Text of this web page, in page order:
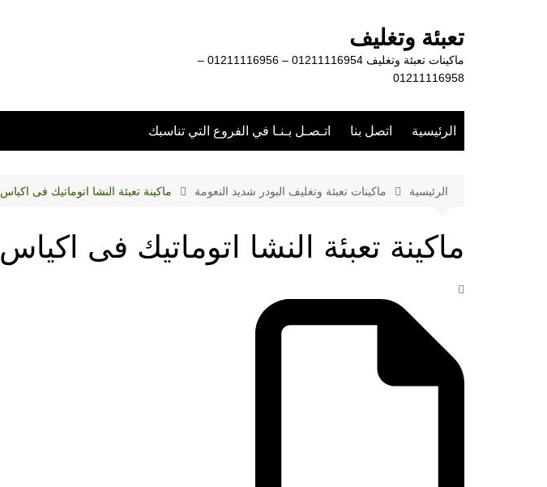
تعبئة وتغليف
ماكينات تعبئة وتغليف 01211116954 – 01211116956 –
01211116958
الرئيسية اتصل بنا اتـصـل بـنـا في الفروع التي تناسبك
الرئيسية ماكينات تعبئة وتغليف البودر شديد النعومة ماكينة تعبئة النشا اتوماتيك فى اكياس
ماكينة تعبئة النشا اتوماتيك فى اكياس